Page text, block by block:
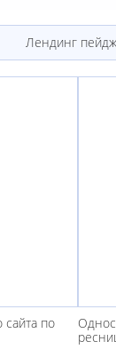
Лендинг пейдж
по